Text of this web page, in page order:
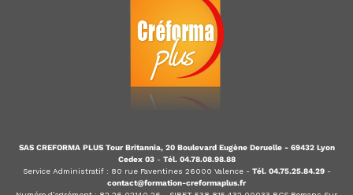
SAS CREFORMA PLUS Tour Britannia, 20 Boulevard Eugène Deruelle - 69432 Lyon
Cedex 03- Tél. 04.78.08.98.88
Service Administratif : 80 rue Faventines 26000 Valence - Tél. 04.75.25.84.29-
contact@formation-creformaplus.fr